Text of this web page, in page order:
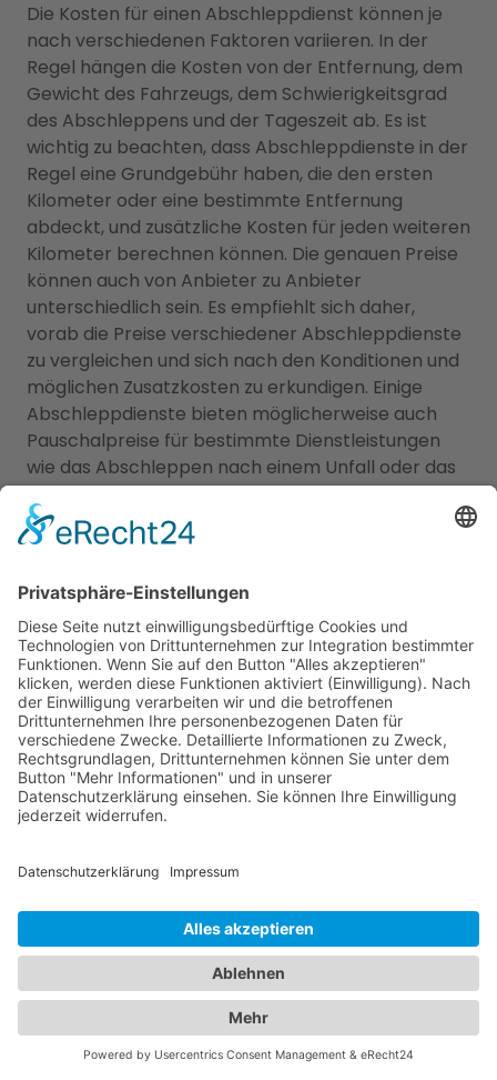
Die Kosten für einen Abschleppdienst können je
nach verschiedenen Faktoren variieren. In der
Regel hängen die Kosten von der Entfernung, dem
Gewicht des Fahrzeugs, dem Schwierigkeitsgrad
des Abschleppens und der Tageszeit ab. Es ist
wichtig zu beachten, dass Abschleppdienste in der
Regel eine Grundgebühr haben, die den ersten
Kilometer oder eine bestimmte Entfernung
abdeckt, und zusätzliche Kosten für jeden weiteren
Kilometer berechnen können. Die genauen Preise
können auch von Anbieter zu Anbieter
unterschiedlich sein. Es empfiehlt sich daher,
vorab die Preise verschiedener Abschleppdienste
zu vergleichen und sich nach den Konditionen und
möglichen Zusatzkosten zu erkundigen. Einige
Abschleppdienste bieten möglicherweise auch
Pauschalpreise für bestimmte Dienstleistungen
wie das Abschleppen nach einem Unfall oder das
Entfernen eines falsch geparkten Fahrzeugs an. Es
ist ratsam, sich im Voraus über die Kosten zu
informieren und gegebenenfalls auch bei der
Abschleppkosten abgedeckt sind. Auf diese Weise
können Sie besser auf eine mögliche
Abschleppsituation
Abschleppdienste und Hotels:
Ein umfassendes Angebot für
Ihre Mobilität und Unterkunft
Unser umfangreiches Branchenportal bietet Ihnen
Abschleppdiensten, sondern auch eine Vielzahl an
Optionen für Ihren nächsten Hotelaufenthalt in
einemHotel Thermalbad Wiesenbad. Wir
verstehen, dass sowohl die Sicherheit Ihres
Fahrzeugs als auch der Komfort Ihrer Unterkunft
von großer Bedeutung sind. Entdecken Sie eine
breite Auswahl an Hotels in verschiedenen
Preiskategorien und für unterschiedliche